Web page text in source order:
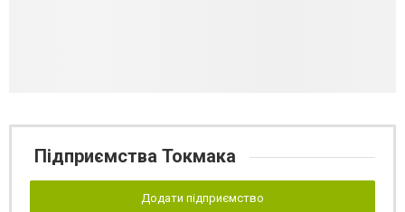
Підприємства Токмака
Додати підприємство